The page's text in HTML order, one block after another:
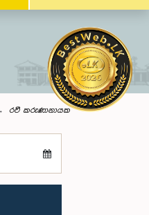
රවී කරුණානායක